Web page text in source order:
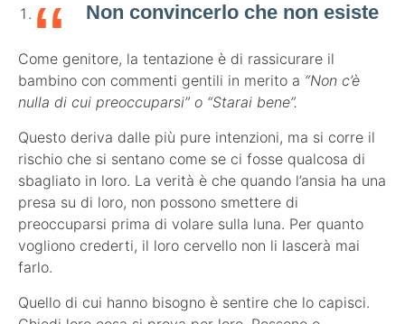
Non convincerlo che non esiste
Come genitore, la tentazione è di rassicurare il
bambino con commenti gentili in merito a “Non c’è
nulla di cui preoccuparsi” o “Starai bene”.
Questo deriva dalle più pure intenzioni, ma si corre il
rischio che si sentano come se ci fosse qualcosa di
sbagliato in loro. La verità è che quando l’ansia ha una
presa su di loro, non possono smettere di
preoccuparsi prima di volare sulla luna. Per quanto
vogliono crederti, il loro cervello non li lascerà mai
farlo.
Quello di cui hanno bisogno è sentire che lo capisci.